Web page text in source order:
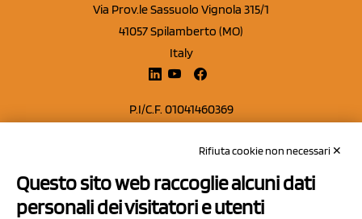
Via Prov.le Sassuolo Vignola 315/1
41057 Spilamberto (MO)
Italy
P.I/C.F. 01041460369
Capitale sociale Euro 50.000,00 i.v.
Contatti
Rifiuta cookie non necessari ✕
Questo sito web raccoglie alcuni dati
personali dei visitatori e utenti